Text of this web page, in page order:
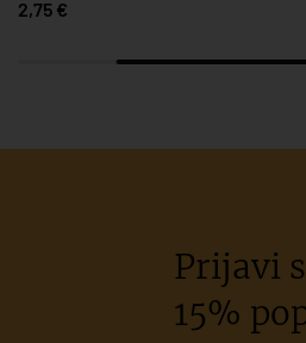
2,75 €
Prijavi
15%